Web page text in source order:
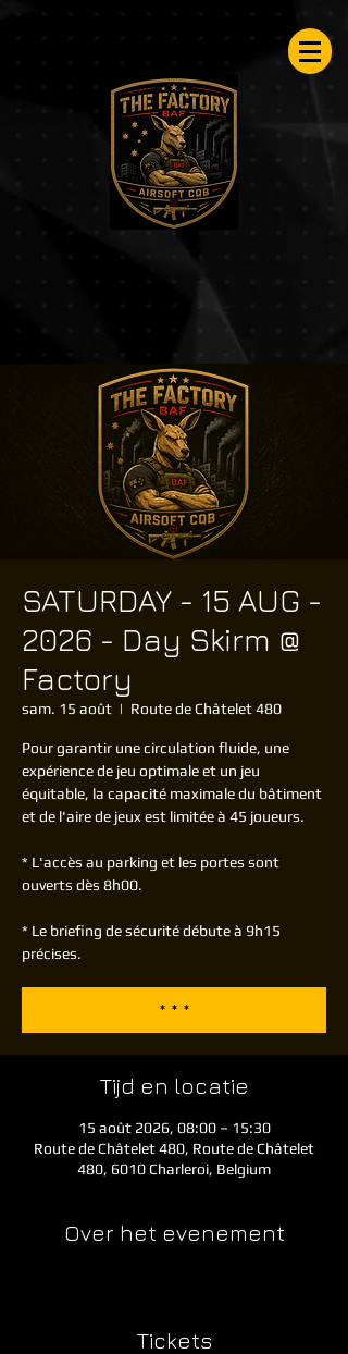
SATURDAY - 15 AUG -
2026 - Day Skirm @
Factory
sam. 15 août
  |
Route de Châtelet 480
Pour garantir une circulation fluide, une
expérience de jeu optimale et un jeu
équitable, la capacité maximale du bâtiment
et de l'aire de jeux est limitée à 45 joueurs.
* L'accès au parking et les portes sont
ouverts dès 8h00.
* Le briefing de sécurité débute à 9h15
précises.
* * *
Tijd en locatie
15 août 2026, 08:00 – 15:30
Route de Châtelet 480, Route de Châtelet
480, 6010 Charleroi, Belgium
Over het evenement
Tickets